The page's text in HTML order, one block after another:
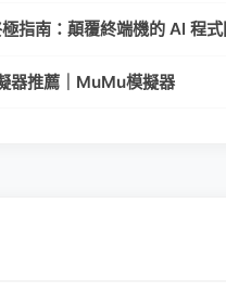
指南：顛覆終端機的 AI 程式
器推薦｜MuMu模擬器